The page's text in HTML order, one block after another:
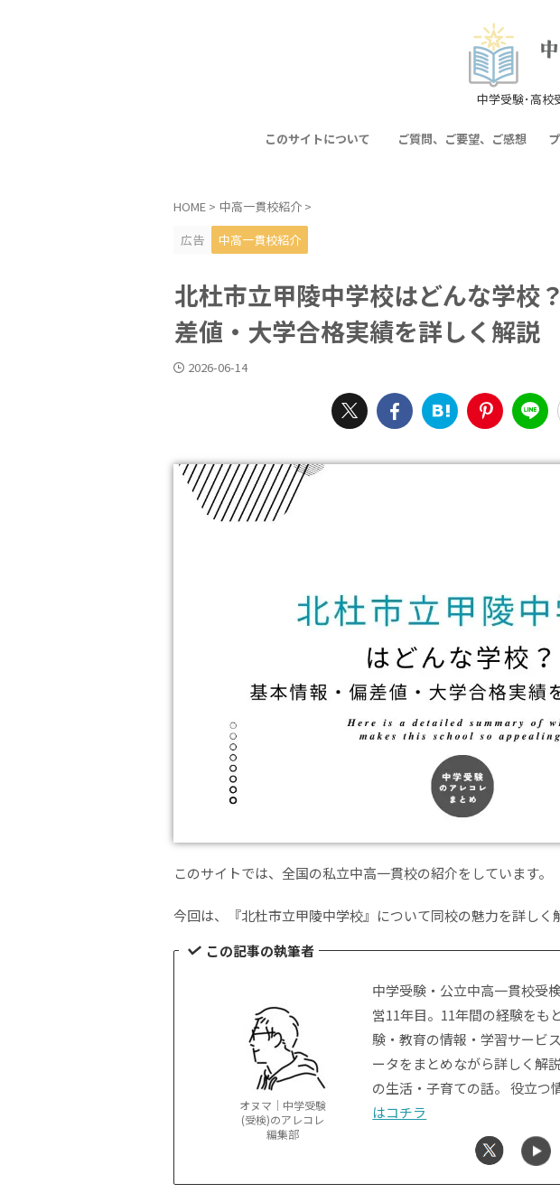
中学受験･高校
このサイトについて ご質問、ご要望、ご感想
HOME > 中高一貫校紹介 >
広告
中高一貫校紹介
北杜市立甲陵中学校はどんな学校
差値・大学合格実績を詳しく解説
2026-06-14
このサイトでは、全国の私立中高一貫校の紹介をしています。
今回は、『北杜市立甲陵中学校』について同校の魅力を詳しく
この記事の執筆者
オヌマ｜中学受験
(受検)のアレコレ
編集部
中学受験・公立中高一貫校受
営11年目。11年間の経験をも
験・教育の情報・学習サービ
ータをまとめながら詳しく解
の生活・子育ての話。 役立つ
はコチラ